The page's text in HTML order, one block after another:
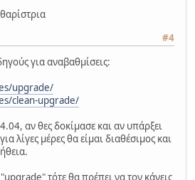
#4
για αναβαθμίσεις:
upgrade/
clean-upgrade/
αν θες δοκίμασε και αν υπάρξει
λίγες μέρες θα είμαι διαθέσιμος και
τότε θα πρέπει να τον κάνεις